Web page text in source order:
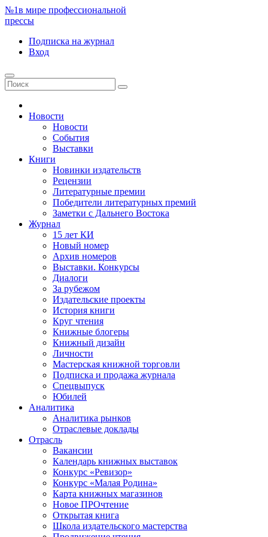
№1в мире профессиональной
прессы
Подписка на журнал
Вход
Новости
Новости
События
Выставки
Книги
Новинки издательств
Рецензии
Литературные премии
Победители литературных премий
Заметки с Дальнего Востока
Журнал
15 лет КИ
Новый номер
Архив номеров
Выставки. Конкурсы
Диалоги
За рубежом
Издательские проекты
История книги
Круг чтения
Книжные блогеры
Книжный дизайн
Личности
Мастерская книжной торговли
Подписка и продажа журнала
Спецвыпуск
Юбилей
Аналитика
Аналитика рынков
Отраслевые доклады
Отрасль
Вакансии
Календарь книжных выставок
Конкурс «Ревизор»
Конкурс «Малая Родина»
Карта книжных магазинов
Новое ПРОчтение
Открытая книга
Школа издательского мастерства